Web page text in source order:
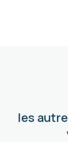
les